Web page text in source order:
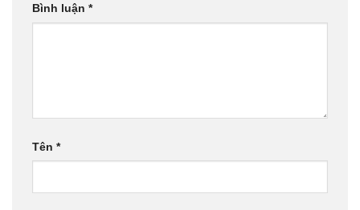
Bình luận *
Tên *